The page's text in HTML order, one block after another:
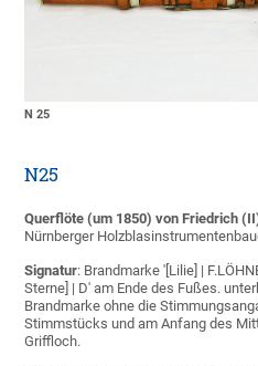
N 25
N25
Querflöte (um 1850) von Friedrich
Nürnberger
Signatur: Brandmarke '[Lilie] |
Sterne] | D' am Ende des Fußes.
Brandmarke ohne die
Stimmstücks und am Anfang des
Griffloch.